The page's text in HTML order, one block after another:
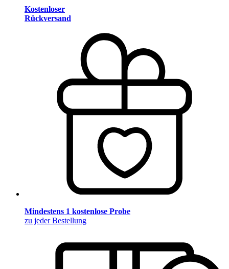
Kostenloser
Rückversand
Mindestens 1 kostenlose Probe
zu jeder Bestellung